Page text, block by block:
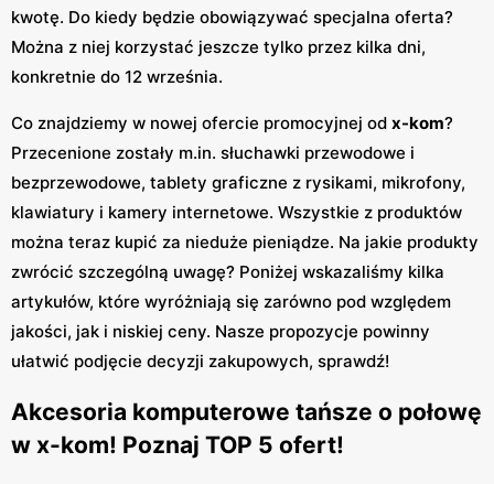
kwotę. Do kiedy będzie obowiązywać specjalna oferta?
Można z niej korzystać jeszcze tylko przez kilka dni,
konkretnie do 12 września.
Co znajdziemy w nowej ofercie promocyjnej od x-kom?
Przecenione zostały m.in. słuchawki przewodowe i
bezprzewodowe, tablety graficzne z rysikami, mikrofony,
klawiatury i kamery internetowe. Wszystkie z produktów
można teraz kupić za nieduże pieniądze. Na jakie produkty
zwrócić szczególną uwagę? Poniżej wskazaliśmy kilka
artykułów, które wyróżniają się zarówno pod względem
jakości, jak i niskiej ceny. Nasze propozycje powinny
ułatwić podjęcie decyzji zakupowych, sprawdź!
Akcesoria komputerowe tańsze o połowę
w x-kom! Poznaj TOP 5 ofert!